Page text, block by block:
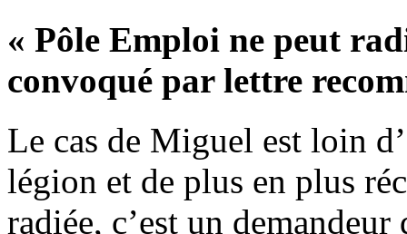
« Pôle Emploi ne peut
convoqué par lettre
Le cas de Miguel est loin
légion et de plus en plus
radiée, c’est un